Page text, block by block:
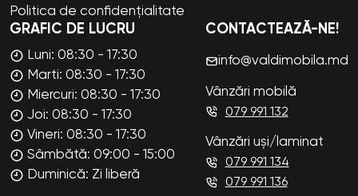
Politica de confidențialitate
GRAFIC DE LUCRU
Luni: 08:30 - 17:30
Marti: 08:30 - 17:30
Miercuri: 08:30 - 17:30
Joi: 08:30 - 17:30
Vineri: 08:30 - 17:30
Sâmbătă: 09:00 - 15:00
Duminică: Zi liberă
CONTACTEAZĂ-NE!
info@valdimobila.md
Vânzări mobilă
079 991 132
Vânzări uși/laminat
079 991 134
079 991 136